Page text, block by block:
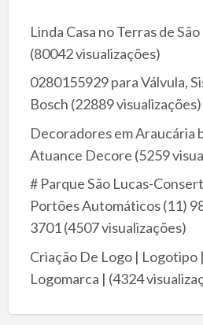
Linda Casa no Terras de
(80042 visualizações)
0280155929 para Válvula,
Bosch (22889 visualizações)
Decoradores em Araucária
Atuance Decore (5259
# Parque São Lucas-
Portões Automáticos (11)
3701(4507 visualizações)
Criação De Logo |
Logomarca | (4324